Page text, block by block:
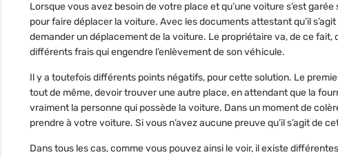
Lorsque vous avez besoin de votre place et qu’une voiture s’est
pour faire déplacer la voiture. Avec les documents attestant qu’il
demander un déplacement de la voiture. Le propriétaire va, de ce
différents frais qui engendre l’enlèvement de son véhicule.
Il y a toutefois différents points négatifs, pour cette solution. Le
tout de même, devoir trouver une autre place, en attendant que la
vraiment la personne qui possède la voiture. Dans un moment de
prendre à votre voiture. Si vous n’avez aucune preuve qu’il s’agit de
Dans tous les cas, comme vous pouvez ainsi le voir, il existe